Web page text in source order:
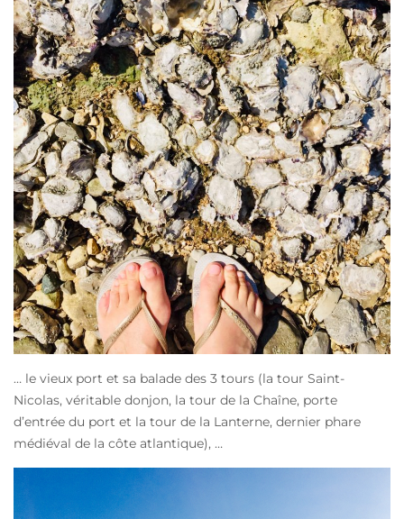
… le vieux port et sa balade des 3 tours (la tour Saint-
Nicolas, véritable donjon, la tour de la Chaîne, porte
d’entrée du port et la tour de la Lanterne, dernier phare
médiéval de la côte atlantique), …